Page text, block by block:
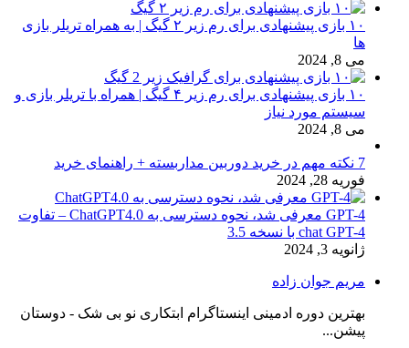
۱۰ بازی پیشنهادی برای رم زیر ۲ گیگ | به همراه تریلر بازی
ها
می 8, 2024
۱۰ بازی پیشنهادی برای رم زیر ۴ گیگ | همراه با تریلر بازی و
سیستم مورد نیاز
می 8, 2024
7 نکته مهم در خرید دوربین مداربسته + راهنمای خرید
فوریه 28, 2024
GPT-4 معرفی شد، نحوه دسترسی به ChatGPT4.0 – تفاوت
chat GPT-4 با نسخه 3.5
ژانویه 3, 2024
مریم جوان زاده
بهترین دوره ادمینی اینستاگرام ابتکاری نو بی شک - دوستان
پیشن...